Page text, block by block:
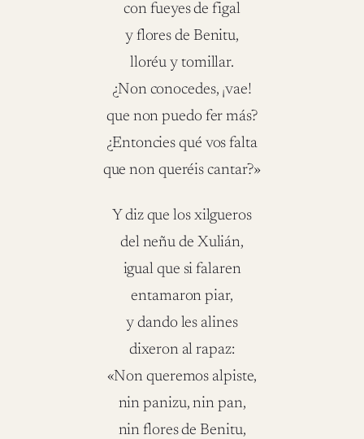
con fueyes de figal
y flores de Benitu,
lloréu y tomillar.
¿Non conocedes, ¡vae!
que non puedo fer más?
¿Entoncies qué vos falta
que non queréis cantar?»
Y diz que los xilgueros
del neñu de Xulián,
igual que si falaren
entamaron piar,
y dando les alines
dixeron al rapaz:
«Non queremos alpiste,
nin panizu, nin pan,
nin flores de Benitu,